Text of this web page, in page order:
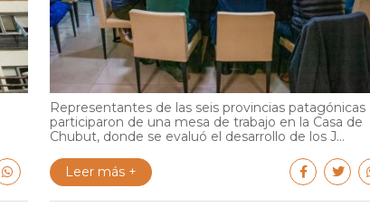
Representantes de las seis provincias patagónicas
participaron de una mesa de trabajo en la Casa de
Chubut, donde se evaluó el desarrollo de los J...
Leer más +